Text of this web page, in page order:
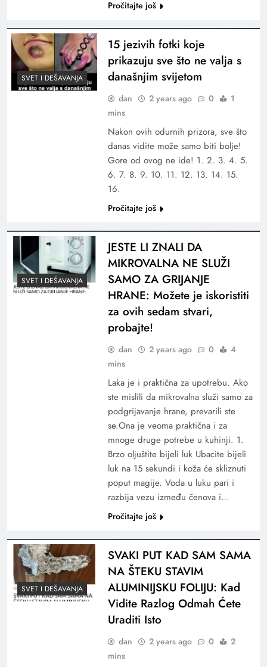
Pročitajte još
SVET I DEŠAVANJA
15 jezivih fotki koje
prikazuju sve što ne valja s
današnjim svijetom
dan 2 years ago 0
1
mins
Nakon ovih odurnih prizora, sve što
danas vidite može samo biti bolje!
Gore od ovog ne ide! 1. 2. 3. 4. 5.
6. 7. 8. 9. 10. 11. 12. 13. 14. 15.
16.
Pročitajte još
SVET I DEŠAVANJA
JESTE LI ZNALI DA
MIKROVALNA NE SLUŽI
SAMO ZA GRIJANJE
HRANE: Možete je iskoristiti
za ovih sedam stvari,
probajte!
dan 2 years ago 0
4
mins
Laka je i praktična za upotrebu. Ako
ste mislili da mikrovalna služi samo za
podgrijavanje hrane, prevarili ste
se.Ona je veoma praktična i za
mnoge druge potrebe u kuhinji. 1.
Brzo oljuštite bijeli luk Ubacite bijeli
luk na 15 sekundi i koža će skliznuti
poput magije. Voda u luku pari i
razbija vezu između čenova i…
Pročitajte još
SVET I DEŠAVANJA
SVAKI PUT KAD SAM SAMA
NA ŠTEKU STAVIM
ALUMINIJSKU FOLIJU: Kad
Vidite Razlog Odmah Ćete
Uraditi Isto
dan 2 years ago 0
2
mins